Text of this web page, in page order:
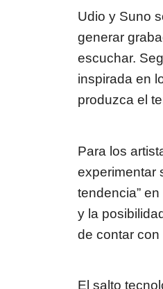
Udio y Suno
generar
escuchar.
inspirada en
produzca el
Para los
experimentar
tendencia”
y la
de contar
El salto